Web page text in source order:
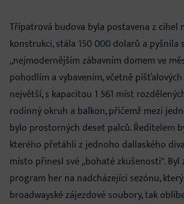
Třípatrová budova byla postavena z cihel
konstrukci, stála 150 000 dolarů a pyšnila
„nejmodernějším zábavním domem ve
pohodlím a vybavením, včetně
největší, s kapacitou 1 561 míst
rodinný okruh a balkon, přičemž mezi
bylo prostorných deset palců. Ředitelem
kterého přetáhli z jednoho dallaského
místo přinesl své „bohaté zkušenosti". Byl
program her na nadcházející sezónu,
broadwayské zájezdové soubory, tak